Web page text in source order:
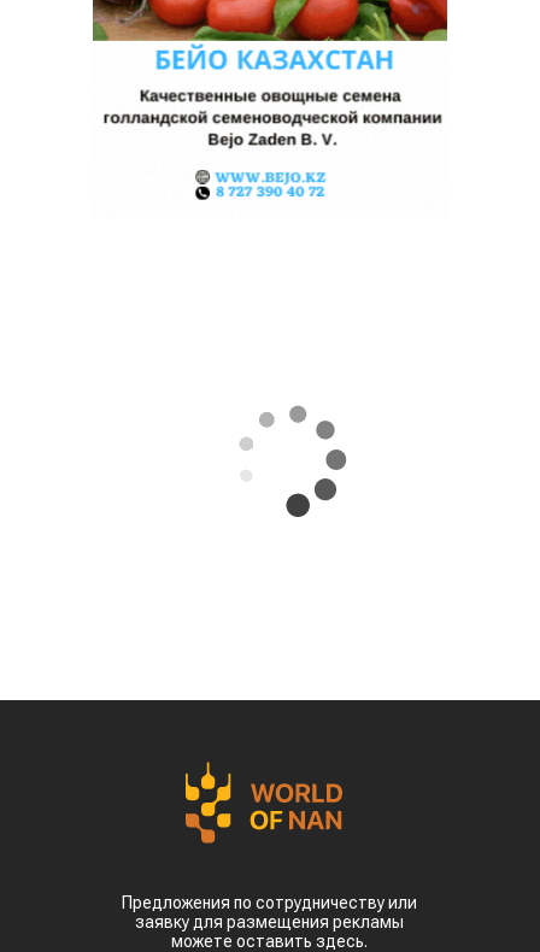
Предложения по сотрудничеству или
заявку для размещения рекламы
можете оставить здесь.